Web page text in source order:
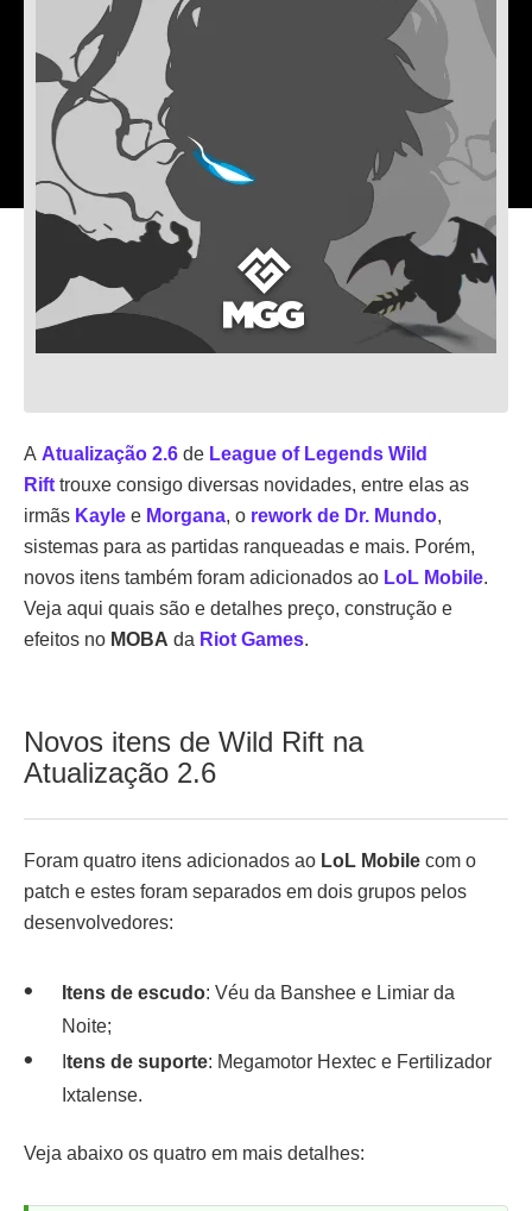
A Atualização 2.6 de League of Legends Wild
Rift trouxe consigo diversas novidades, entre elas as
irmãs Kayle e Morgana, o rework de Dr. Mundo,
sistemas para as partidas ranqueadas e mais. Porém,
novos itens também foram adicionados ao LoL Mobile.
Veja aqui quais são e detalhes preço, construção e
efeitos no MOBA da Riot Games.
Novos itens de Wild Rift na
Atualização 2.6
Foram quatro itens adicionados ao LoL Mobile com o
patch e estes foram separados em dois grupos pelos
desenvolvedores:
Itens de escudo: Véu da Banshee e Limiar da
Noite;
tens de suporte: Megamotor Hextec e Fertilizador
Ixtalense.
Veja abaixo os quatro em mais detalhes: